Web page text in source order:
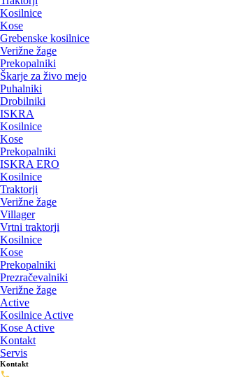
Kosilnice
Kose
Grebenske kosilnice
Verižne žage
Prekopalniki
Škarje za živo mejo
Puhalniki
Drobilniki
ISKRA
Kosilnice
Kose
Prekopalniki
ISKRA ERO
Kosilnice
Traktorji
Verižne žage
Villager
Vrtni traktorji
Kosilnice
Kose
Prekopalniki
Prezračevalniki
Verižne žage
Active
Kosilnice Active
Kose Active
Kontakt
Servis
Kontakt